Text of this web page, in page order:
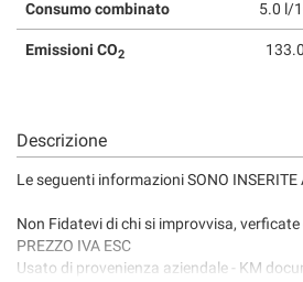
Consumo combinato 5.0 l/
Emissioni CO2
Descrizione
Le seguenti informazioni SONO
Non Fidatevi di chi si improvvisa,
PREZZO IVA ESC
Usato di provenienza aziendale - KM